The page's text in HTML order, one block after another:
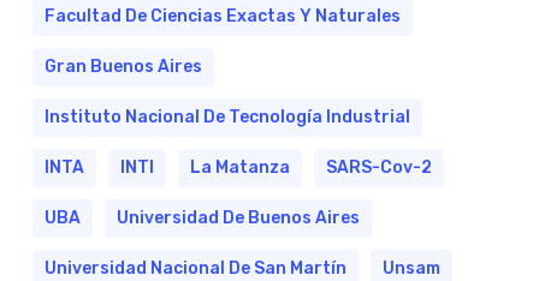
Facultad De Ciencias Exactas Y Naturales
Gran Buenos Aires
Instituto Nacional De Tecnología Industrial
INTA INTI La Matanza SARS-Cov-2
UBA Universidad De Buenos Aires
Universidad Nacional De San Martín Unsam